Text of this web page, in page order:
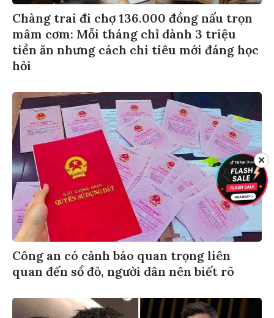
Chàng trai đi chợ 136.000 đồng nấu trọn
mâm cơm: Mỗi tháng chỉ dành 3 triệu
tiền ăn nhưng cách chi tiêu mới đáng học
hỏi
Công an có cảnh báo quan trọng liên
quan đến sổ đỏ, người dân nên biết rõ
✕